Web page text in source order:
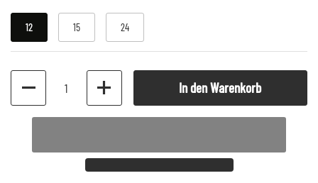
12 15 24
In den Warenkorb